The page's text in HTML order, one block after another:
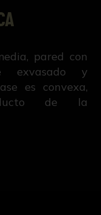
pared con
exvasado y
es convexa,
de la